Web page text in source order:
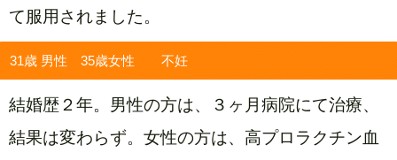
て服用されました。
31歳 男性 35歳女性 不妊
結婚歴２年。男性の方は、３ヶ月病院にて治療、
結果は変わらず。女性の方は、高プロラクチン血